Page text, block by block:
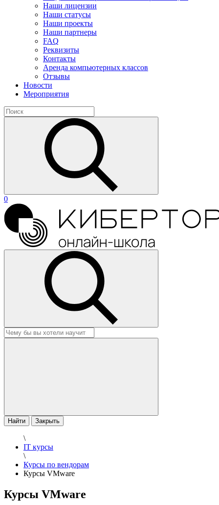
Наши лицензии
Наши статусы
Наши проекты
Наши партнеры
FAQ
Реквизиты
Контакты
Аренда компьютерных классов
Отзывы
Новости
Мероприятия
0
Найти Закрыть
\
IT курсы
\
Курсы по вендорам
Курсы VMware
Курсы VMware